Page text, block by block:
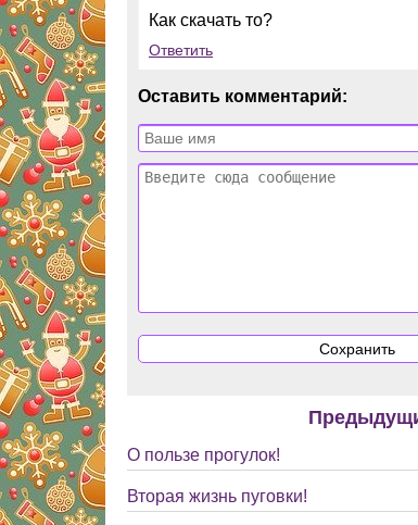
Как скачать то?
Ответить
Оставить комментарий:
О пользе прогулок!
Вторая жизнь пуговки!